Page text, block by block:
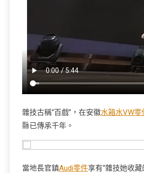
雜技古稱“百戲”，在安徽水箱水VW零
縣已傳承千年。
當地長官鎮Audi零件享有“雜技她收